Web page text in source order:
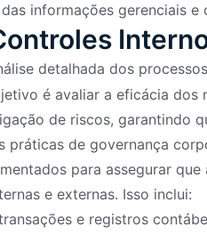
informações gerenciais e
detalhada dos
é avaliar a eficácia dos
de riscos, garantindo
práticas de governança
para assegurar que
e externas. Isso inclui:
e registros